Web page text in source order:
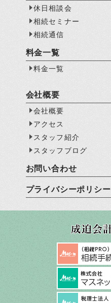
休日相談会
相続セミナー
相続通信
料金一覧
料金一覧
会社概要
会社概要
アクセス
スタッフ紹介
スタッフブログ
お問い合わせ
プライバシーポリシー